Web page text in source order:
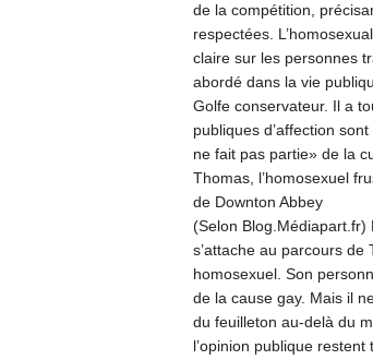
de la compétition,
respectées.
claire sur les personnes
abordé dans la vie
Golfe conservateur. Il a
publiques d’affection
ne fait pas partie» de la
Thomas, l’homosexuel
de Downton Abbey
(Selon Blog.Médiapart.fr)
s’attache au parcours
homosexuel. Son
de la cause gay. Mais il
du feuilleton au-delà du
l’opinion publique